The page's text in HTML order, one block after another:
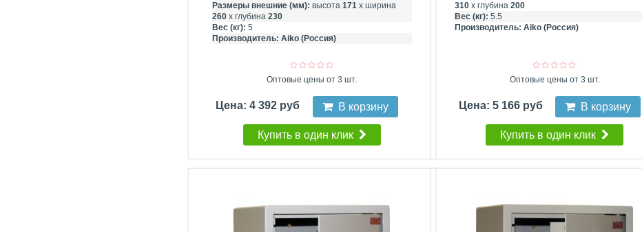
Размеры внешние (мм): высота 171х ширина
260х глубина 230
Вес (кг): 5
Производитель: Aiko (Россия)
Оптовые цены от 3 шт.
Цена: 4 392 руб В корзину
Купить в один клик
310 х глубина200
Вес (кг): 5.5
Производитель:Aiko (Россия)
Оптовые цены от 3 шт.
Цена: 5 166 руб В корзину
Купить в один клик